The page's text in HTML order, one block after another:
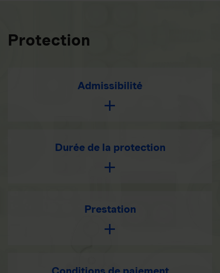
Protection
Admissibilité
Durée de la protection
Prestation